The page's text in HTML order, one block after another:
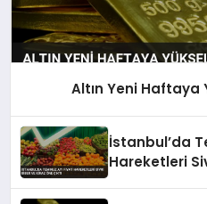
Altın Yeni Haftaya
İstanbul’da
Hareketleri